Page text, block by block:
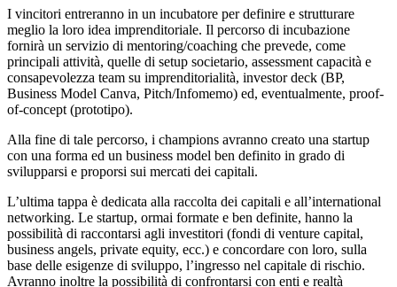
I vincitori entreranno in un incubatore per definire e strutturare
meglio la loro idea imprenditoriale. Il percorso di incubazione
fornirà un servizio di mentoring/coaching che prevede, come
principali attività, quelle di setup societario, assessment capacità e
consapevolezza team su imprenditorialità, investor deck (BP,
Business Model Canva, Pitch/Infomemo) ed, eventualmente, proof-
of-concept (prototipo).
Alla fine di tale percorso, i champions avranno creato una startup
con una forma ed un business model ben definito in grado di
svilupparsi e proporsi sui mercati dei capitali.
L’ultima tappa è dedicata alla raccolta dei capitali e all’international
networking. Le startup, ormai formate e ben definite, hanno la
possibilità di raccontarsi agli investitori (fondi di venture capital,
business angels, private equity, ecc.) e concordare con loro, sulla
base delle esigenze di sviluppo, l’ingresso nel capitale di rischio.
Avranno inoltre la possibilità di confrontarsi con enti e realtà